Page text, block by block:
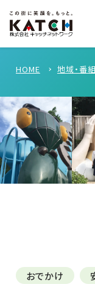
HOME 地域・番
おでかけ